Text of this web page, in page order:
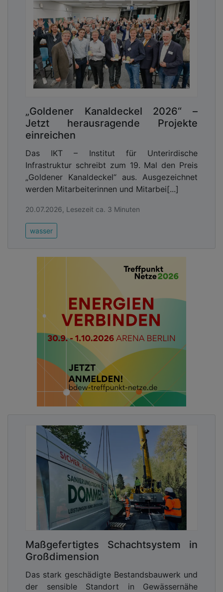
„Goldener Kanaldeckel 2026“ –
Jetzt herausragende Projekte
einreichen
Das IKT – Institut für Unterirdische
Infrastruktur schreibt zum 19. Mal den Preis
„Goldener Kanaldeckel“ aus. Ausgezeichnet
werden Mitarbeiterinnen und Mitarbei[...]
20.07.2026, Lesezeit ca. 3 Minuten
wasser
Maßgefertigtes Schachtsystem in
Großdimension
Das stark geschädigte Bestandsbauwerk und
der sensible Standort in Gewässernähe